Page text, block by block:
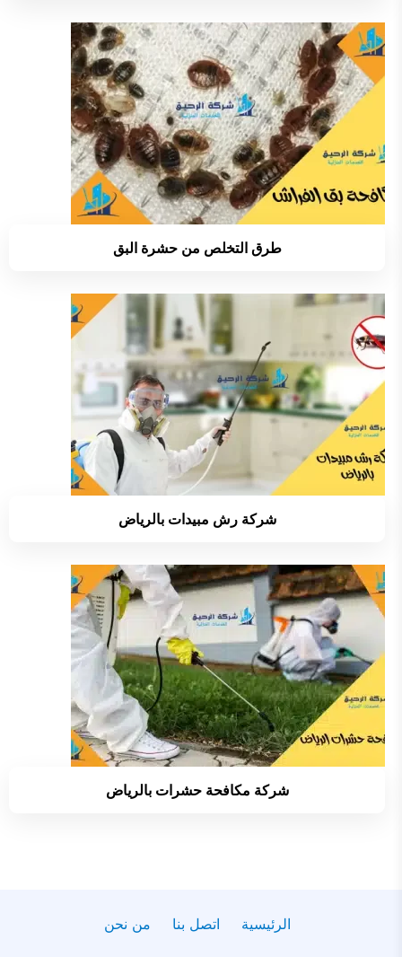
طرق التخلص من حشرة البق
شركة رش مبيدات بالرياض
شركة مكافحة حشرات بالرياض
الرئيسية اتصل بنا من نحن